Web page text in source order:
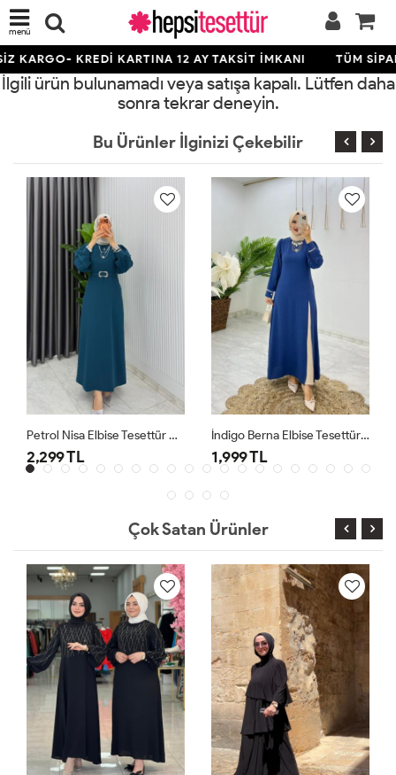
menü
KARGO- KREDİ KARTINA 12 AY TAKSİT İMKANI TÜM
İlgili ürün bulunamadı veya satışa kapalı. Lütfen daha
sonra tekrar deneyin.
Bu Ürünler İlginizi Çekebilir
Petrol Nisa Elbise Tesettür Giyim
2,299 TL
İndigo Berna Elbise Tesettür Giyim
1,999 TL
Çok Satan Ürünler